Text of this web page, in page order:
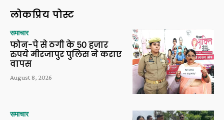
लोकप्रिय पोस्ट
समाचार
फोन-पे से ठगी के 50 हजार
रुपये मीरजापुर पुलिस ने कराए
वापस
August 8, 2026
समाचार